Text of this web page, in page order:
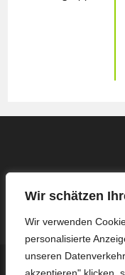
Wir schätzen
Wir verwenden
personalisierte
unseren Kontakt